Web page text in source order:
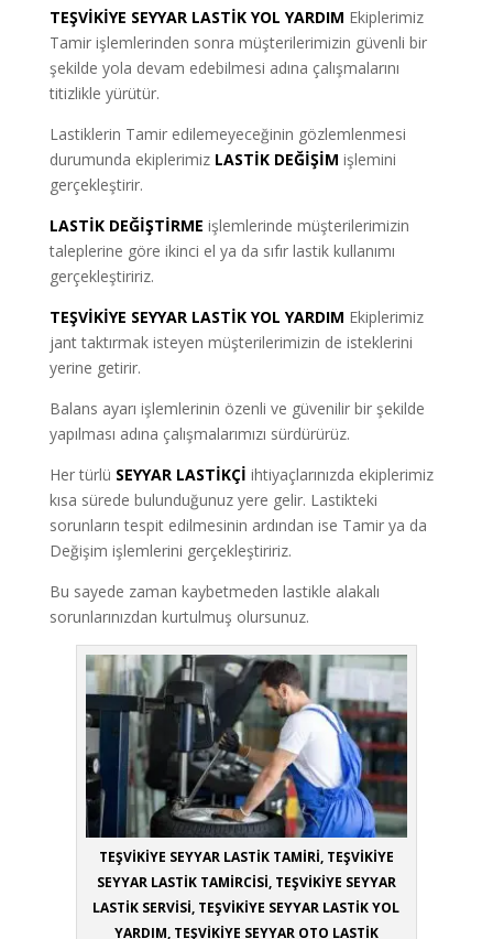
TEŞVİKİYE SEYYAR LASTİK YOL YARDIM Ekiplerimiz
Tamir işlemlerinden sonra müşterilerimizin güvenli bir
şekilde yola devam edebilmesi adına çalışmalarını
titizlikle yürütür.
Lastiklerin Tamir edilemeyeceğinin gözlemlenmesi
durumunda ekiplerimiz LASTİK DEĞİŞİM işlemini
gerçekleştirir.
LASTİK DEĞİŞTİRME işlemlerinde müşterilerimizin
taleplerine göre ikinci el ya da sıfır lastik kullanımı
gerçekleştiririz.
TEŞVİKİYE SEYYAR LASTİK YOL YARDIM Ekiplerimiz
jant taktırmak isteyen müşterilerimizin de isteklerini
yerine getirir.
Balans ayarı işlemlerinin özenli ve güvenilir bir şekilde
yapılması adına çalışmalarımızı sürdürürüz.
Her türlü SEYYAR LASTİKÇİ ihtiyaçlarınızda ekiplerimiz
kısa sürede bulunduğunuz yere gelir. Lastikteki
sorunların tespit edilmesinin ardından ise Tamir ya da
Değişim işlemlerini gerçekleştiririz.
Bu sayede zaman kaybetmeden lastikle alakalı
sorunlarınızdan kurtulmuş olursunuz.
TEŞVİKİYE SEYYAR LASTİK TAMİRİ, TEŞVİKİYE
SEYYAR LASTİK TAMİRCİSİ, TEŞVİKİYE SEYYAR
LASTİK SERVİSİ, TEŞVİKİYE SEYYAR LASTİK YOL
YARDIM, TEŞVİKİYE SEYYAR OTO LASTİK